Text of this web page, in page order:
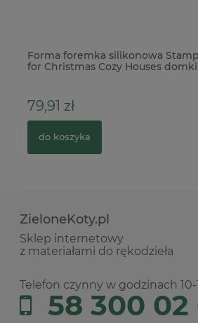
Forma foremka silikonowa
for Christmas Cozy Houses domki
79,91 zł
do koszyka
ZieloneKoty.pl
Sklep internetowy
z materiałami do rękodzieła
Telefon czynny w godzinach 10-
58 300 02